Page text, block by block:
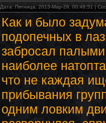
Дата: Пятница, 2013-Мар-29, 00:48:51 |
Как и было
подопечных в
забросал
наиболее
что не каждая
прибывания
одним ловким